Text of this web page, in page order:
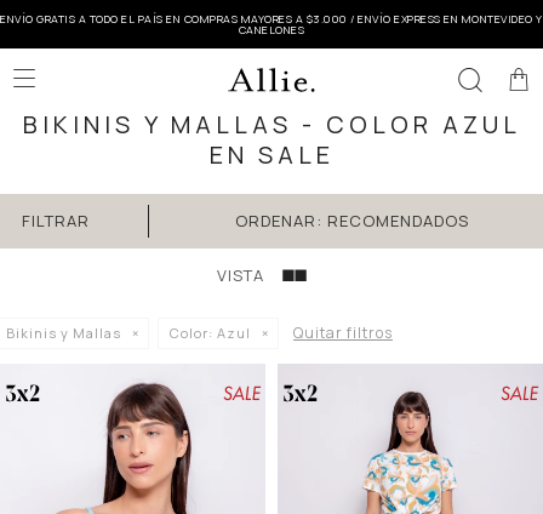
ENVÍO GRATIS A TODO EL PAÍS EN COMPRAS MAYORES A $3.000 / ENVÍO EXPRESS EN MONTEVIDEO Y
CANELONES

BIKINIS Y MALLAS - COLOR AZUL
EN SALE
RECOMENDADOS
Bikinis y Mallas Color: Azul Quitar filtros